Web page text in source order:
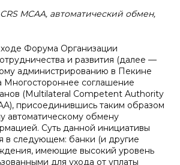
CRS MCAA, автоматический обмен,
ходе Форума Организации
и развития (далее —
администрированию в Пекине
Многостороннее соглашение
(Multilateral Competent Authority
присоединившись таким образом
автоматическому обмену
Суть данной инициативы
в следующем: банки (и другие
имеющие высокий уровень
для ухода от уплаты